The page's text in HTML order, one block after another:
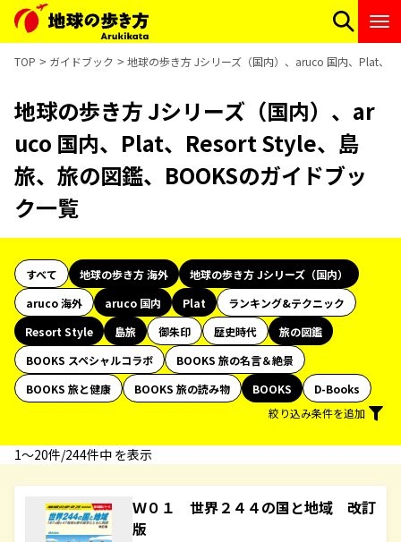
TOP ガイドブック 地球の歩き方 Jシリーズ（国内）、aruco 国内、Plat、
地球の歩き方 Jシリーズ（国内）、ar
uco 国内、Plat、Resort Style、島
旅、旅の図鑑、BOOKSのガイドブッ
ク一覧
すべて 地球の歩き方 海外
地球の歩き方 Jシリーズ（国内）
aruco 海外
aruco 国内 Plat
ランキング&テクニック
Resort Style
島旅 御朱印 歴史時代
旅の図鑑
BOOKS スペシャルコラボ
BOOKS 旅の名言＆絶景
BOOKS 旅と健康
BOOKS 旅の読み物 BOOKS
D-Books
絞り込み条件を追加
1〜20件/244件中 を表示
Ｗ０１ 世界２４４の国と地域 改訂
版